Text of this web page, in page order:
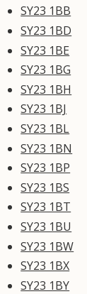
SY23 1BB
SY23 1BD
SY23 1BE
SY23 1BG
SY23 1BH
SY23 1BJ
SY23 1BL
SY23 1BN
SY23 1BP
SY23 1BS
SY23 1BT
SY23 1BU
SY23 1BW
SY23 1BX
SY23 1BY